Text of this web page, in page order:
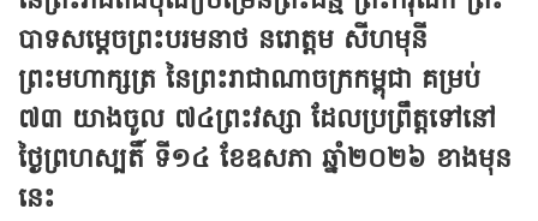
បាទសម្តេចព្រះបរមនាថ នរោត្តម សីហមុនី
ព្រះមហាក្សត្រ នៃព្រះរាជាណាចក្រកម្ពុជា គម្រប់
៧៣ យាងចូល ៧៤ព្រះវស្សា ដែលប្រព្រឹត្តទៅនៅ
ថ្ងៃព្រហស្បតិ៍ ទី១៤ ខែឧសភា ឆ្នាំ២០២៦ ខាងមុន
នេះ